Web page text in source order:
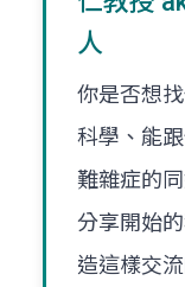
人
你是否想
科學、能
難雜症的
分享開始
造這樣交